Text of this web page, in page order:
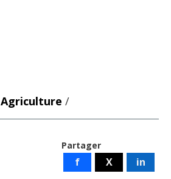
Agriculture /
Partager
f X in